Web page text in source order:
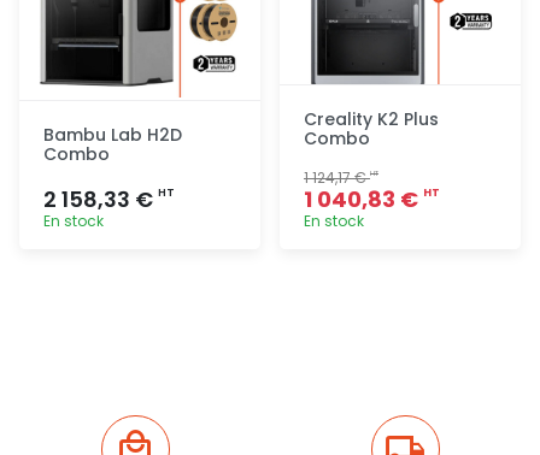
Bambu Lab H2D
Combo
2 158,33 € HT
En stock
Creality K2 Plus
Combo
1 124,17 €HT
1 040,83 € HT
En stock